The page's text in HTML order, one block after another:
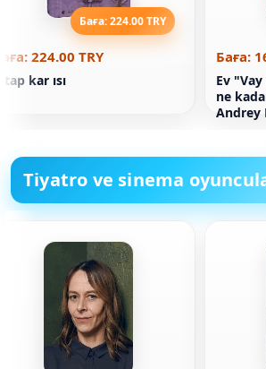
Баға: 224.00 TRY
224.00 TRY
kar ısı
Баға:
Ev
ne
Andrey
Tiyatro ve sinema